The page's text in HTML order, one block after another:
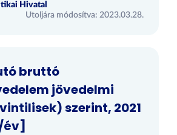
Hivatal
Utoljára módosítva: 2023.03.28.
bruttó
jövedelmi
szerint, 2021